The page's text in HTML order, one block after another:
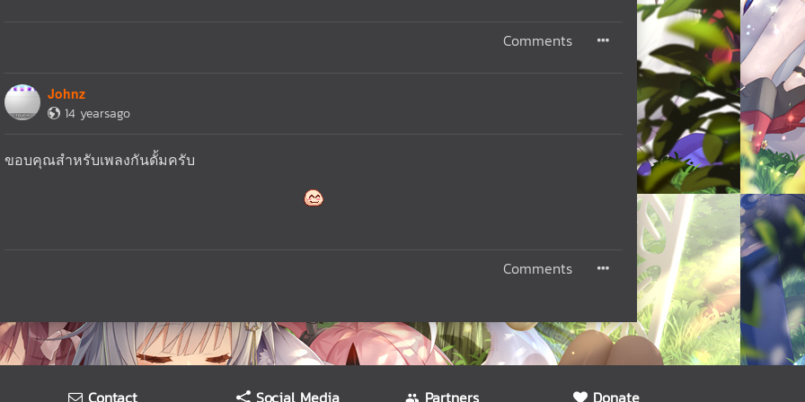
Comments
Johnz
14 yearsago
ขอบคุณสำหรับเพลงกันดั้มครับ
Comments
Contact Social Media Partners Donate